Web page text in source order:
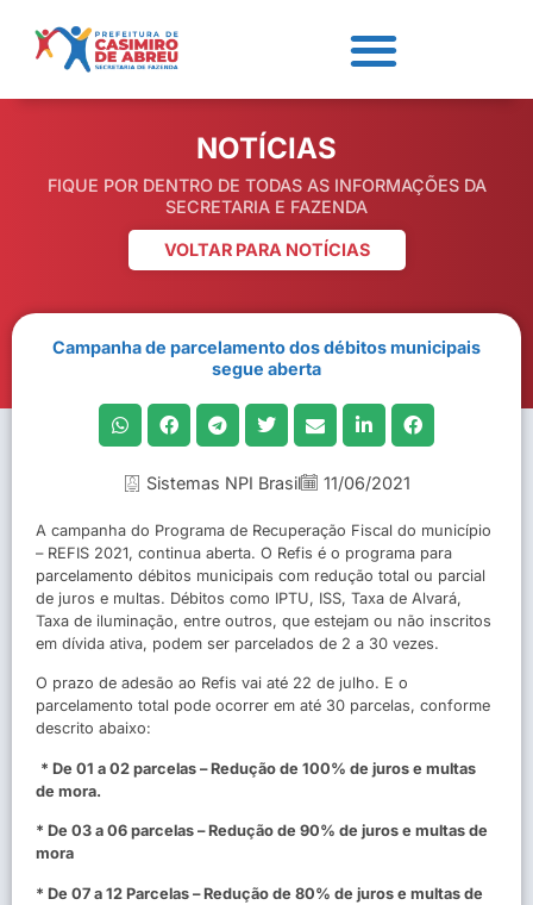
NOTÍCIAS
FIQUE POR DENTRO DE TODAS AS INFORMAÇÕES DA
SECRETARIA E FAZENDA
VOLTAR PARA NOTÍCIAS
Campanha de parcelamento dos débitos municipais
segue aberta
Sistemas NPI Brasil 11/06/2021
A campanha do Programa de Recuperação Fiscal do município
– REFIS 2021, continua aberta. O Refis é o programa para
parcelamento débitos municipais com redução total ou parcial
de juros e multas. Débitos como IPTU, ISS, Taxa de Alvará,
Taxa de iluminação, entre outros, que estejam ou não inscritos
em dívida ativa, podem ser parcelados de 2 a 30 vezes.
O prazo de adesão ao Refis vai até 22 de julho. E o
parcelamento total pode ocorrer em até 30 parcelas, conforme
descrito abaixo:
* De 01 a 02 parcelas – Redução de 100% de juros e multas
de mora.
* De 03 a 06 parcelas – Redução de 90% de juros e multas de
mora
* De 07 a 12 Parcelas – Redução de 80% de juros e multas de